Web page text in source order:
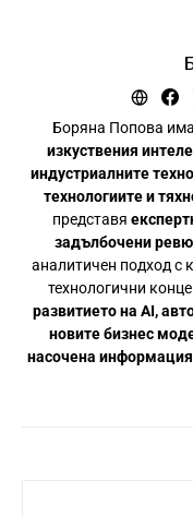
Боряна Попова
изкуствения
индустриалните
технологиите и
представя
задълбочени
аналитичен подход с
технологични
развитието на AI,
новите бизнес
насочена